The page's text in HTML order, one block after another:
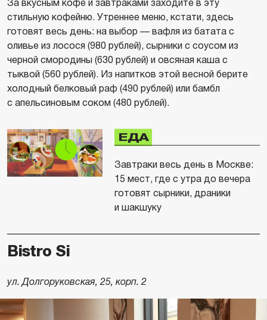
За вкусным кофе и завтраками заходите в эту
стильную кофейню. Утреннее меню, кстати, здесь
готовят весь день: на выбор — вафля из батата с
оливье из лосося (980 рублей), сырники с соусом из
черной смородины (630 рублей) и овсяная каша с
тыквой (560 рублей). Из напитков этой весной берите
холодный белковый раф (490 рублей) или бамбл
с апельсиновым соком (480 рублей).
ЕДА
Завтраки весь день в Москве:
15 мест, где с утра до вечера
готовят сырники, драники
и шакшуку
Bistro Si
ул. Долгоруковская, 25, корп. 2